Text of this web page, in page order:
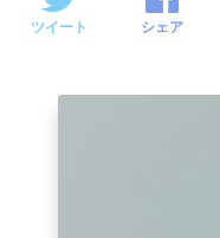
ツイート シェア